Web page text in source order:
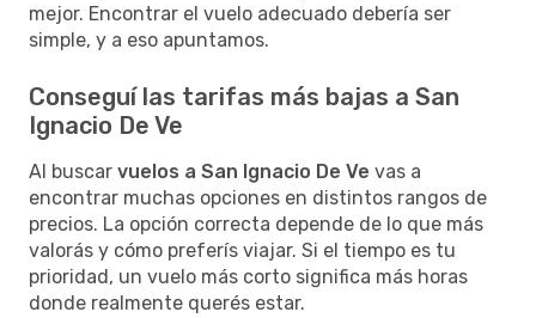
mejor. Encontrar el vuelo adecuado debería ser
simple, y a eso apuntamos.
Conseguí las tarifas más bajas a San
Ignacio De Ve
Al buscar vuelos a San Ignacio De Ve vas a
encontrar muchas opciones en distintos rangos de
precios. La opción correcta depende de lo que más
valorás y cómo preferís viajar. Si el tiempo es tu
prioridad, un vuelo más corto significa más horas
donde realmente querés estar.